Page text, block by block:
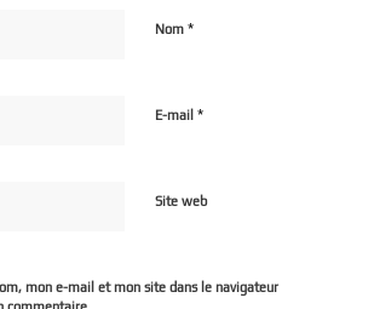
Nom*
E-mail*
Site web
mon e-mail et mon site dans le navigateur